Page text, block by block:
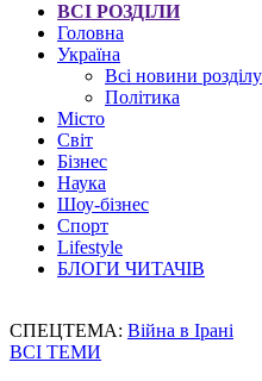
ВСІ РОЗДІЛИ
Головна
Україна
Всі новини розділу
Політика
Місто
Світ
Бізнес
Наука
Шоу-бізнес
Спорт
Lifestyle
БЛОГИ ЧИТАЧІВ
СПЕЦТЕМА: Війна в Ірані
ВСІ ТЕМИ